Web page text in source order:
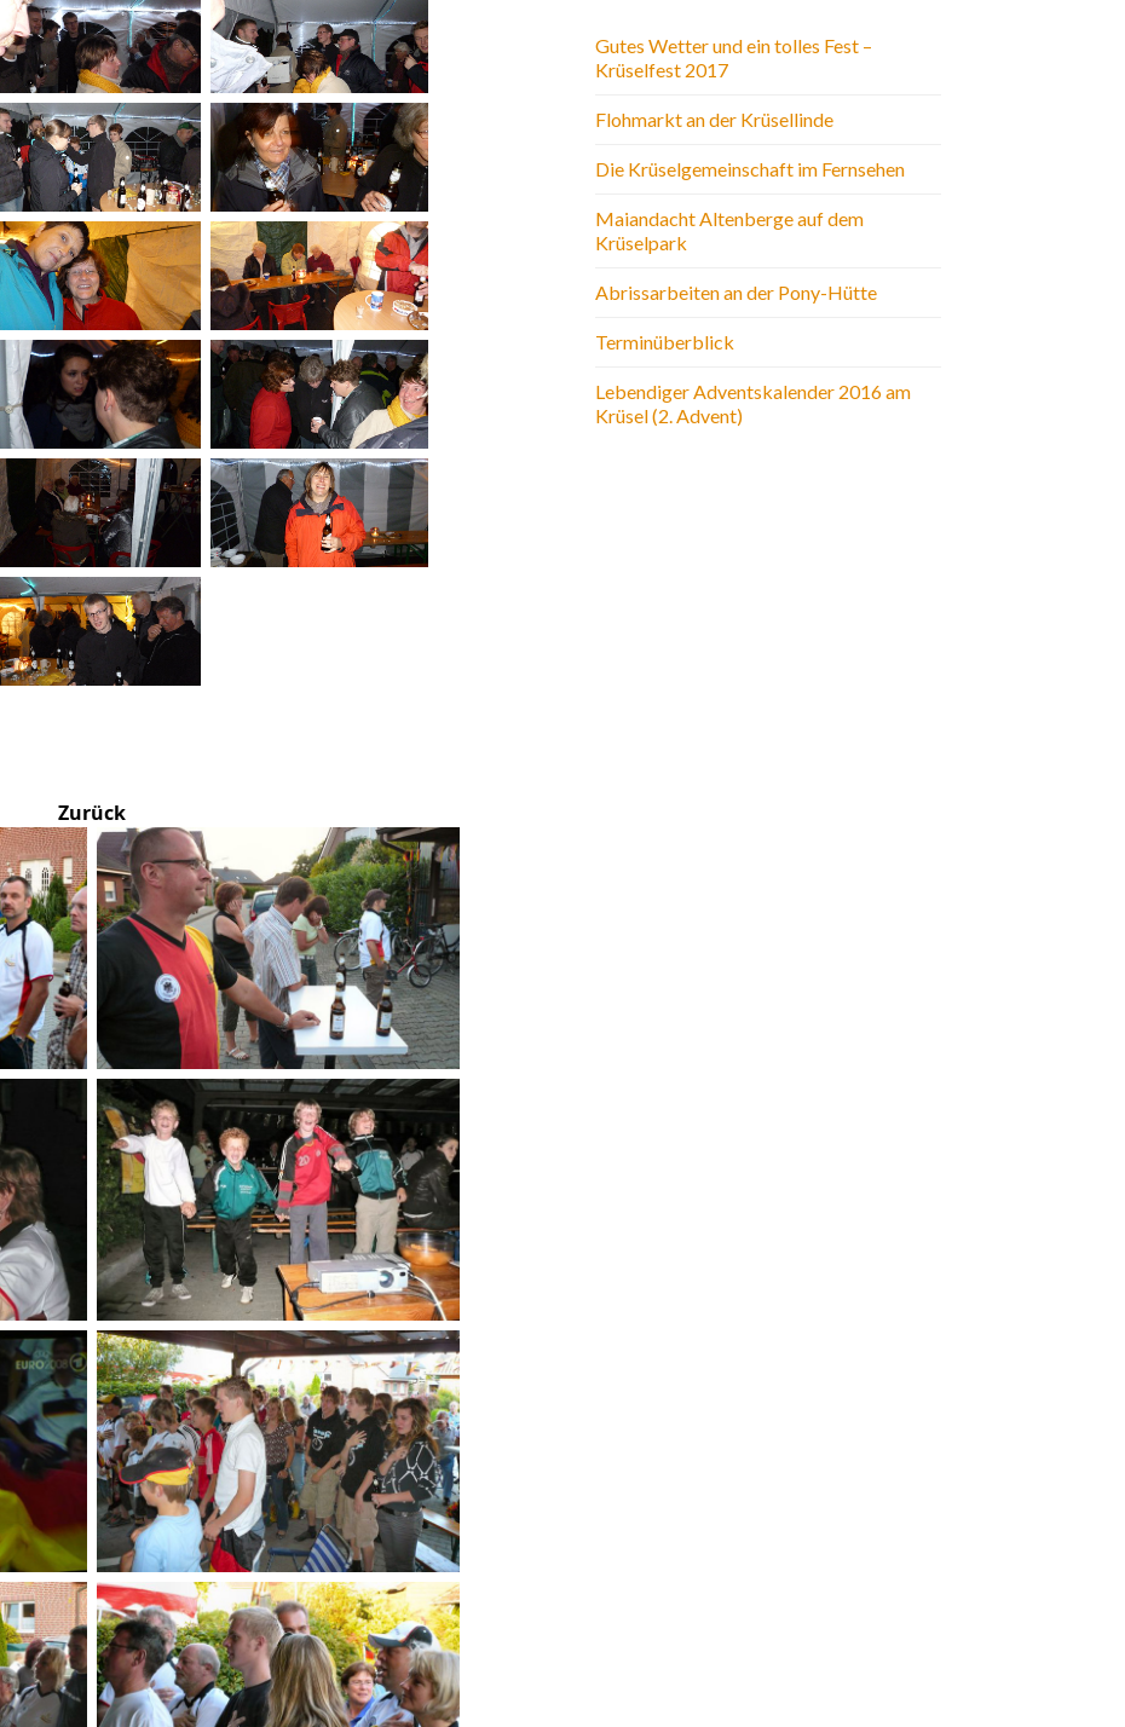
Zurück
Gutes Wetter und ein tolles Fest –
Krüselfest 2017
Flohmarkt an der Krüsellinde
Die Krüselgemeinschaft im Fernsehen
Maiandacht Altenberge auf dem
Krüselpark
Abrissarbeiten an der Pony-Hütte
Terminüberblick
Lebendiger Adventskalender 2016 am
Krüsel (2. Advent)